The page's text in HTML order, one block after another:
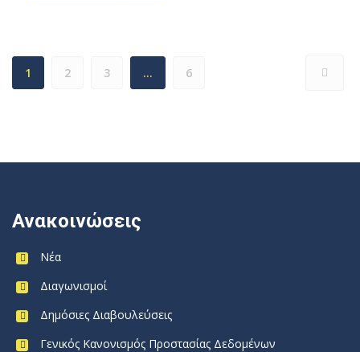
1 2 3 … 6
Ανακοινώσεις
Νέα
Διαγωνισμοί
Δημόσιες Διαβουλεύσεις
Γενικός Κανονισμός Προστασίας Δεδομένων